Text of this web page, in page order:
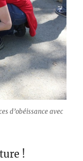
d’obéissance avec
!